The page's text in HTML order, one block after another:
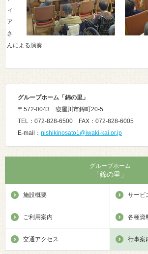
ィ
ア
さ
んによる演奏
グループホーム「錦の里 」
〒572-0043 寝屋川市錦町20-5
TEL：072-828-6500 FAX：072-828-6005
E-mail： nishikinosato1@iwaki-kai.or.jp
グループホーム
「錦の里」
施設概要 サービ
ご利用案内 各種資
交通アクセス 行事案